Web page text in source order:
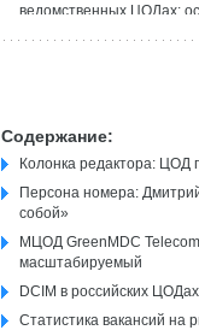
ведомственных ЦОДах:
Сделано в России
Содержание:
Колонка редактора: ЦОД
Персона номера:
собой»
МЦОД GreenMDC
масштабируемый
DCIM в российских
Статистика вакансий на